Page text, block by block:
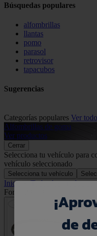
Búsquedas populares
alfombrillas
llantas
pomo
parasol
retrovisor
tapacubos
Sugerencias
Categorías populares Ver todo
Alfombrillas de goma
Ver productos
Cerrar
Selecciona tu vehículo para
vehículo seleccionado
Selecciona tu vehículo
Inicio• Todos los productos
Ford 1235939
¡
de